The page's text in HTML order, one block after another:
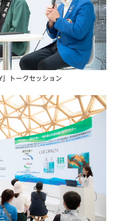
」トークセッション